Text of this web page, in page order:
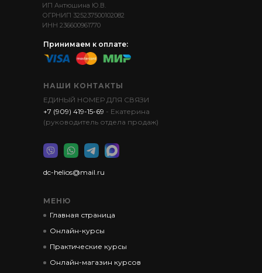
Главная страница
Онлайн-курсы
Практические курсы
МЕНЮ
dc-helios@mail.ru
ЕДИНЫЙ НОМЕР ДЛЯ СВЯЗИ
+7 (909) 419-15-69 - Екатерина
(руководитель отдела продаж)
НАШИ КОНТАКТЫ
ИП Антюшина Ю.В.
ОГРНИП 325237500102082
ИНН 236600961770
Принимаем к оплате:
Онлайн-магазин курсов